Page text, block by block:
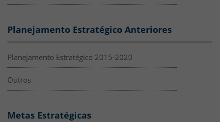
Planejamento Estratégico Anteriores
Planejamento Estratégico 2015-2020
Outros
Metas Estratégicas